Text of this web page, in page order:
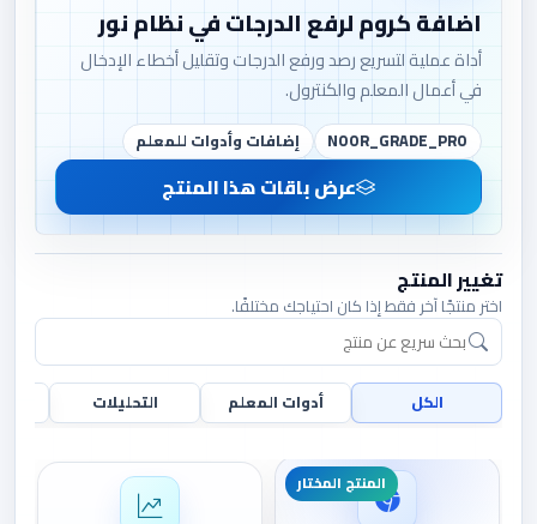
اضافة كروم لرفع الدرجات في نظام نور
أداة عملية لتسريع رصد ورفع الدرجات وتقليل أخطاء الإدخال
في أعمال المعلم والكنترول.
NOOR_GRADE_PRO إضافات وأدوات للمعلم
عرض باقات هذا المنتج
تغيير المنتج
اختر منتجًا آخر فقط إذا كان احتياجك مختلفًا.
الكل أدوات المعلم التحليلات